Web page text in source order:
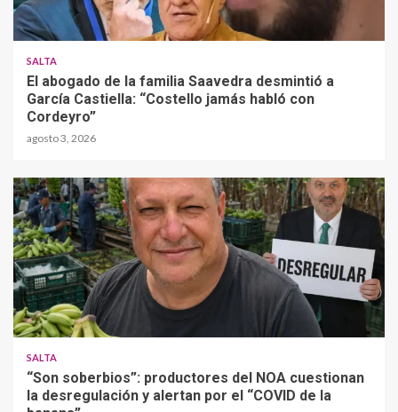
SALTA
El abogado de la familia Saavedra desmintió a
García Castiella: “Costello jamás habló con
Cordeyro”
agosto 3, 2026
SALTA
“Son soberbios”: productores del NOA cuestionan
la desregulación y alertan por el “COVID de la